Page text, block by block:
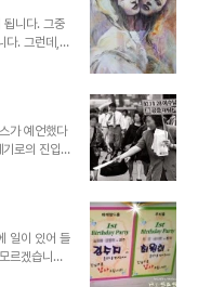
아니라는 사
적인 인간의
렇습니다. 맹
들의 행위는
됩니다. 그중
. 그런데,
위들을 다
있는 세상이
다. 물론,
구분은 없
다면 단지
하게 흘러
가 예언했다
로의 진입
라도 어찌
착잡해지
만 아니라
건들도 우리
종말 예언
파 -기독교
일이 있어 들
르겠습니다
인지한 순